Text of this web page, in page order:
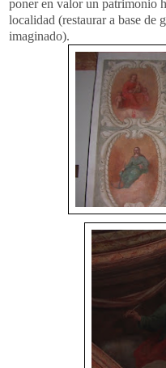
poner en valor un patrimonio
localidad (restaurar a base de
imaginado).